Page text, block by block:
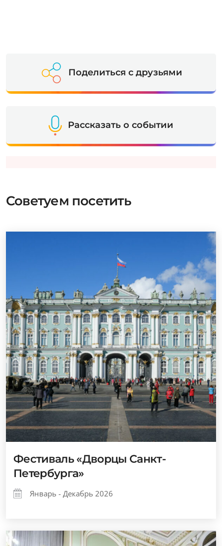
Поделиться с друзьями
Рассказать о событии
Советуем посетить
Фестиваль «Дворцы Санкт-
Петербурга»
Январь - Декабрь 2026